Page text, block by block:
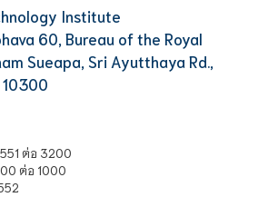
Institute
60, Bureau of the Royal
Sueapa, Sri Ayutthaya Rd.,
10300
ต่อ 3200
ต่อ 1000